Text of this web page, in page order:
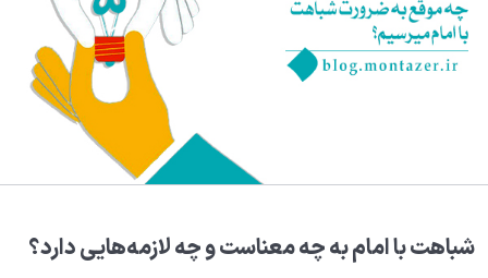
انسان و میل بی‌نهایت 0/12
انسان چه چیزی نیست؟ 0/24
هدف خلقت و جایگاه انسان 0/7
نقش الگو در حیات انسان 0/18
شباهت با امام به چه معناست و چه لازمه‌هایی دارد؟